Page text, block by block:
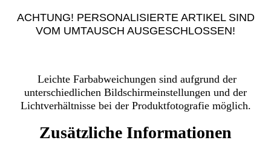
ACHTUNG! PERSONALISIERTE ARTIKEL SIND
VOM UMTAUSCH AUSGESCHLOSSEN!
Leichte Farbabweichungen sind aufgrund der
unterschiedlichen Bildschirmeinstellungen und der
Lichtverhältnisse bei der Produktfotografie möglich.
Zusätzliche Informationen